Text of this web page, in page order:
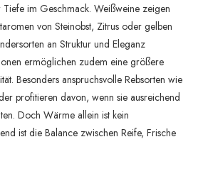
im Geschmack. Weißweine zeigen
von Steinobst, Zitrus oder gelben
an Struktur und Eleganz
ermöglichen zudem eine größere
Besonders anspruchsvolle Rebsorten wie
profitieren davon, wenn sie ausreichend
Doch Wärme allein ist kein
ist die Balance zwischen Reife, Frische